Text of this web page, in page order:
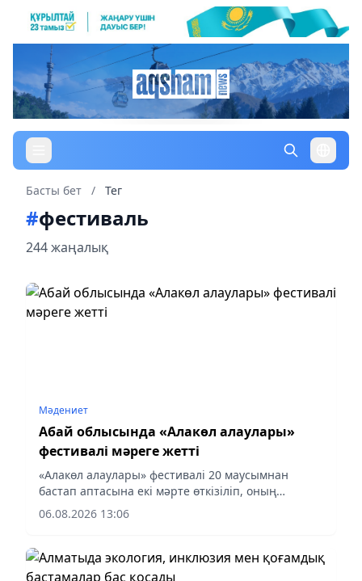
Басты бет / Тег
#фестиваль
244 жаңалық
Мәдениет
Абай облысында «Алакөл алаулары»
фестивалі мәреге жетті
«Алакөл алаулары» фестивалі 20 маусымнан
бастап аптасына екі мәрте өткізіліп, оның
аясында 15 ауқымды концерттік бағдарлама
ұйымдастырылды, деп хабарлайды
06.08.2026 13:06